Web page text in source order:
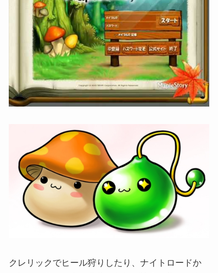
クレリックでヒール狩りしたり、ナイトロードか